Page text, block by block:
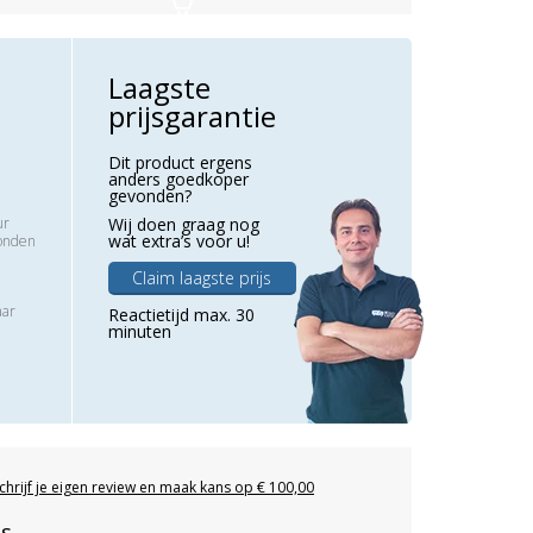
Laagste
prijsgarantie
Dit product ergens
anders goedkoper
gevonden?
Wij doen graag nog
wat extra’s voor u!
Claim laagste prijs
Reactietijd max. 30
minuten
je eigen review en maak kans op € 100,00